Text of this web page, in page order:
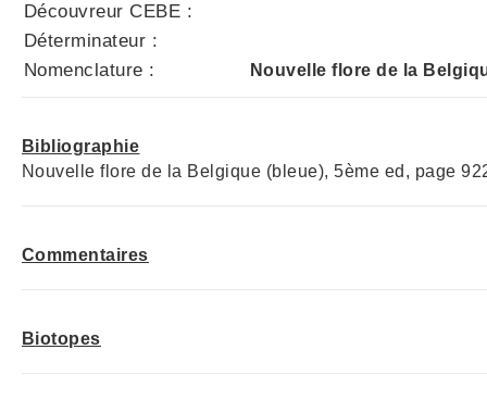
Découvreur CEBE :
Déterminateur :
Nomenclature :
Nouvelle flore de la
Bibliographie
Nouvelle flore de la Belgique (bleue), 5ème ed, page
Commentaires
Biotopes